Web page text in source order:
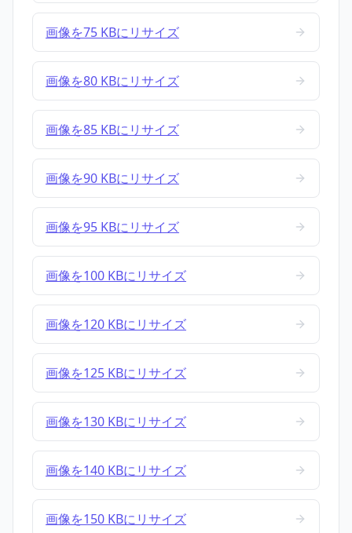
画像を75 KBにリサイズ
画像を80 KBにリサイズ
画像を85 KBにリサイズ
画像を90 KBにリサイズ
画像を95 KBにリサイズ
画像を100 KBにリサイズ
画像を120 KBにリサイズ
画像を125 KBにリサイズ
画像を130 KBにリサイズ
画像を140 KBにリサイズ
画像を150 KBにリサイズ